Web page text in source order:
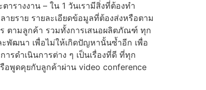
รางงาน – ใน 1 วันเรามีสิ่งที่ต้องทำ
ายราย รายละเอียดข้อมูลที่ต้องส่งหรือตาม
ร ตามลูกค้า รวมทั้งการเสนอผลิตภัณฑ์ ทุก
ะพัฒนา เพื่อไม่ให้เกิดปัญหานั้นซ้ำอีก เพื่อ
รดำเนินการต่าง ๆ เป็นเรื่องที่ดี ที่ทุก
อพูดคุยกับลูกค้าผ่าน video conference